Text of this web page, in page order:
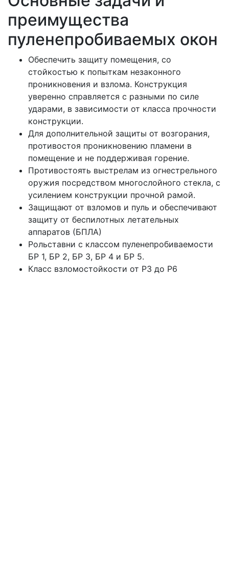
преимущества
пуленепробиваемых окон
Обеспечить защиту помещения, со
стойкостью к попыткам незаконного
проникновения и взлома. Конструкция
уверенно справляется с разными по силе
ударами, в зависимости от класса прочности
конструкции.
Для дополнительной защиты от возгорания,
противостоя проникновению пламени в
помещение и не поддерживая горение.
Противостоять выстрелам из огнестрельного
оружия посредством многослойного стекла, с
усилением конструкции прочной рамой.
Защищают от взломов и пуль и обеспечивают
защиту от беспилотных летательных
аппаратов (БПЛА)
Рольставни с классом пуленепробиваемости
БР 1, БР 2, БР 3, БР 4 и БР 5.
Класс взломостойкости от Р3 до Р6